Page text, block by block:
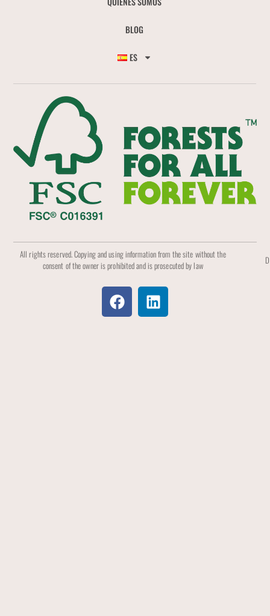
BLOG
ES
All rights reserved. Copying and using information from the site without the
consent of the owner is prohibited and is prosecuted by law